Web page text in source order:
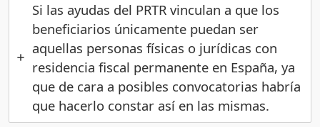
Si las ayudas del PRTR vinculan a que los
beneficiarios únicamente puedan ser
aquellas personas físicas o jurídicas con
residencia fiscal permanente en España, ya
que de cara a posibles convocatorias habría
que hacerlo constar así en las mismas.